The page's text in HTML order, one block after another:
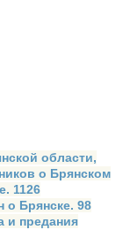
области,
о Брянском
1126
о Брянске. 98
и предания